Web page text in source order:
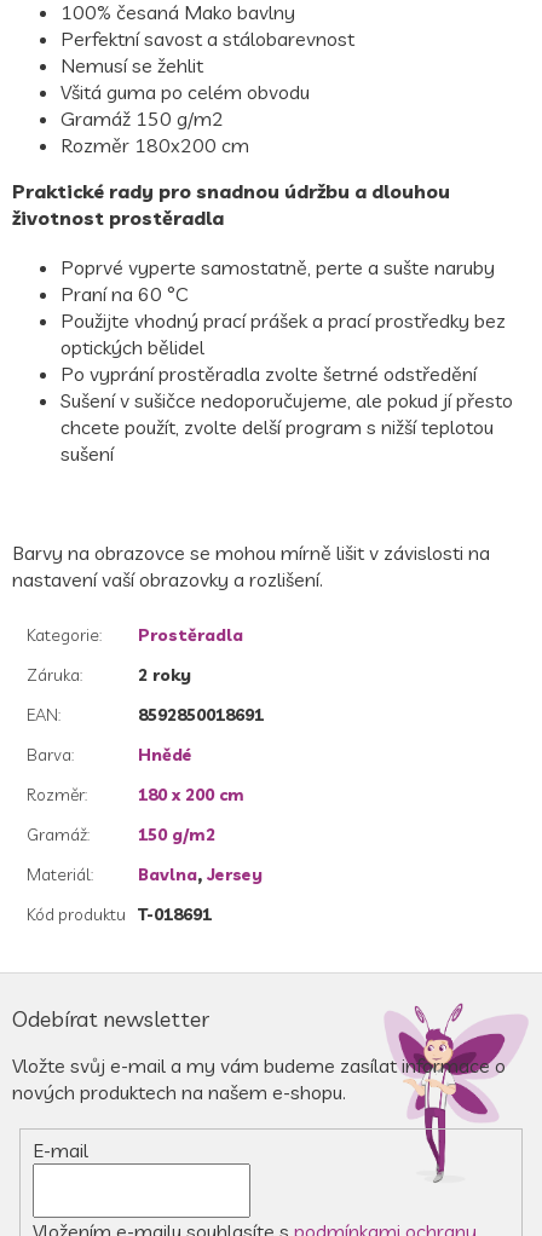
100% česaná Mako bavlny
Perfektní savost a stálobarevnost
Nemusí se žehlit
Všitá guma po celém obvodu
Gramáž 150 g/m2
Rozměr 180x200 cm
Praktické rady pro snadnou údržbu a dlouhou
životnost prostěradla
Poprvé vyperte samostatně, perte a sušte naruby
Praní na 60 °C
Použijte vhodný prací prášek a prací prostředky bez
optických bělidel
Po vyprání prostěradla zvolte šetrné odstředění
Sušení v sušičce nedoporučujeme, ale pokud jí přesto
chcete použít, zvolte delší program s nižší teplotou
sušení
Barvy na obrazovce se mohou mírně lišit v závislosti na
nastavení vaší obrazovky a rozlišení.
Kategorie:
Prostěradla
Záruka:
2 roky
EAN:
8592850018691
Barva:
Hnědé
Rozměr:
180 x 200 cm
Gramáž:
150 g/m2
Materiál: Bavlna, Jersey
Kód produktu
T-018691
á
a
Odebírat newsletter
Vložte svůj e-mail a my vám budeme zasílat informace o
nových produktech na našem e-shopu.
E-mail
Vložením e-mailu souhlasíte s podmínkami ochrany